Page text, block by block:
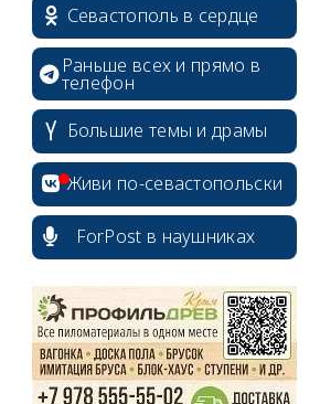
Севастополь в сердце
Раньше всех и прямо в
телефон
Большие темы и драмы
Живи по-севастопольски
ForPost в наушниках